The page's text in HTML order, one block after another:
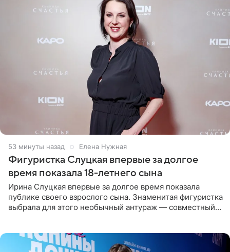
53 минуты назад Елена Нужная
Фигуристка Слуцкая впервые за долгое
время показала 18-летнего сына
Ирина Слуцкая впервые за долгое время показала
публике своего взрослого сына. Знаменитая фигуристка
выбрала для этого необычный антураж — совместный